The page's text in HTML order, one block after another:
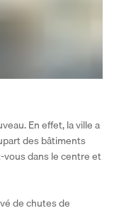
En effet, la ville a
des bâtiments
dans le centre et
de chutes de